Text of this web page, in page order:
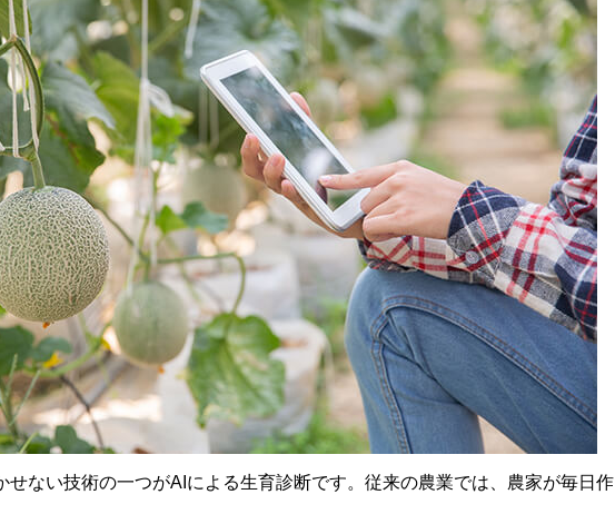
せない技術の一つがAIによる生育診断です。従来の農業では、農家が毎日作